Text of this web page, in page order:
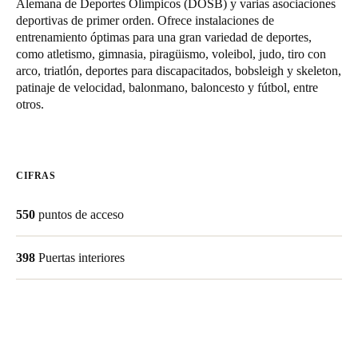
Guardar la nueva selección como predeterminada
Alemana de Deportes Olímpicos (DOSB) y varias asociaciones
deportivas de primer orden. Ofrece instalaciones de
entrenamiento óptimas para una gran variedad de deportes,
como atletismo, gimnasia, piragüismo, voleibol, judo, tiro con
arco, triatlón, deportes para discapacitados, bobsleigh y skeleton,
patinaje de velocidad, balonmano, baloncesto y fútbol, entre
otros.
CIFRAS
550 puntos de acceso
398 Puertas interiores